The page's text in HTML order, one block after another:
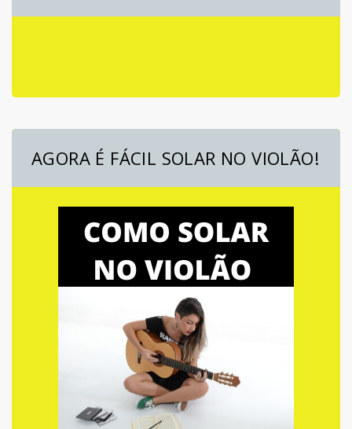
AGORA É FÁCIL SOLAR NO VIOLÃO!